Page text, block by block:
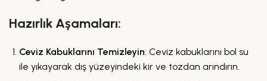
Hazırlık Aşamaları:
Ceviz Kabuklarını Temizleyin: Ceviz kabuklarını bol su
ile yıkayarak dış yüzeyindeki kir ve tozdan arındırın.